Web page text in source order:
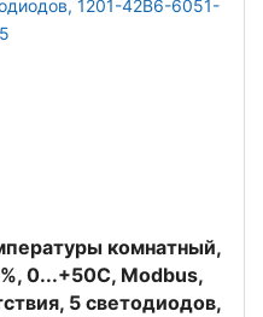
комнатный,
0...+50C, Modbus,
5 светодиодов,